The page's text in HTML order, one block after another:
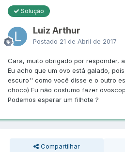
Solução
Luiz Arthur
Postado 21 de Abril de 2017
Cara, muito obrigado por responder,
Eu acho que um ovo está galado,
escuro'' como você disse e o outro
choco) Eu não costumo fazer
Podemos esperar um filhote ?
Compartilhar